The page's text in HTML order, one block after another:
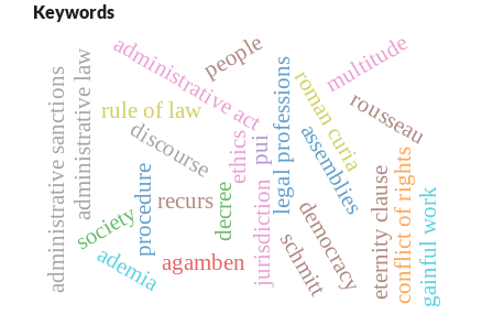
Keywords
ethics legal professions
discourse
jurisdiction
recurs
roman curia
decree
administrative act
procedure democracy
rule of law
eternity clause
assemblies conflict of rights
administrative law
agamben
ademia
people multitude
rousseau
schmitt
administrative sanctions gainful work
pui
society